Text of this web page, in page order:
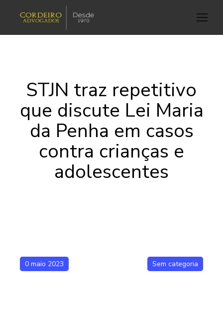
STJN traz repetitivo
que discute Lei Maria
da Penha em casos
contra crianças e
adolescentes
0 maio 2023 Sem categoria